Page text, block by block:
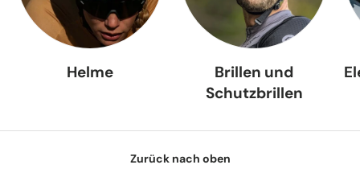
Helme
Brillen und
Schutzbrillen
Zurück nach oben